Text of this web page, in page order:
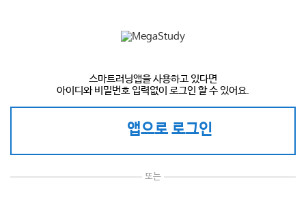
스마트러닝앱을 사용하고 있다면
아이디와 비밀번호 입력없이 로그인 할 수 있어요.
앱으로 로그인
또는